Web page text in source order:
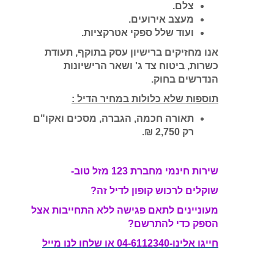
צלם.
מעצב אירועים.
ועוד שלל ספקי אטרקציות.
אנו מחזיקים ברישיון עסק בתוקף, תעודת
כשרות, ביטוח צד ג' ושאר הרישיונות
הנדרשים בחוק.
תוספות שלא כלולות במחיר הדיל :
תאורה חכמה, הגברה, מסכים ואקו"ם
רק 2,750 ₪.
שירות חינמי מחברת 123 מזל טוב-
שוקלים לרכוש קופון לדיל זה?
מעוניינים לתאם פגישה ללא התחייבות אצל
הספק כדי להתרשם?
חייגו אלינו-04-6112340 או שלחו לנו מייל